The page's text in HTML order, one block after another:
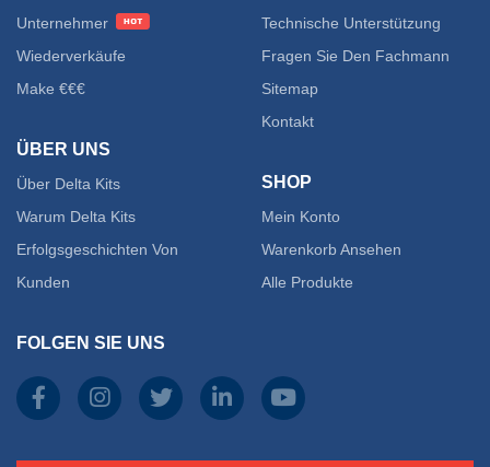
Produktseite
auf.
Unternehmer
Wiederverkäufe
Make €€€
ÜBER UNS
Über Delta Kits
Warum Delta Kits
Erfolgsgeschichten Von
Kunden
Technische Unterstützung
Fragen Sie Den Fachmann
Sitemap
Kontakt
SHOP
Mein Konto
Warenkorb Ansehen
Alle Produkte
FOLGEN SIE UNS